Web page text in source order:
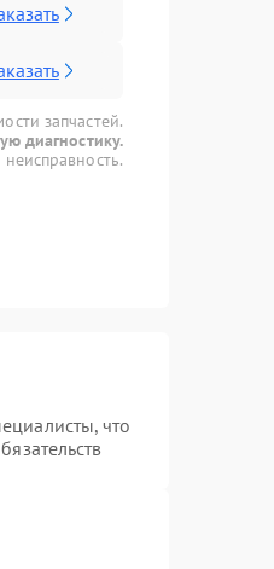
запчастей.
диагностику.
что